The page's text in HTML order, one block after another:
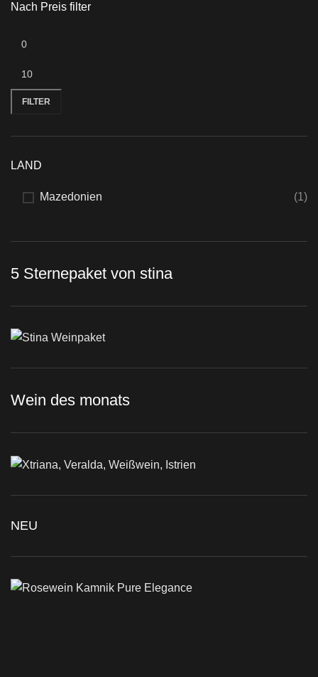
Nach Preis filter
FILTER
LAND
Mazedonien (1)
5 Sternepaket von stina
Wein des monats
NEU